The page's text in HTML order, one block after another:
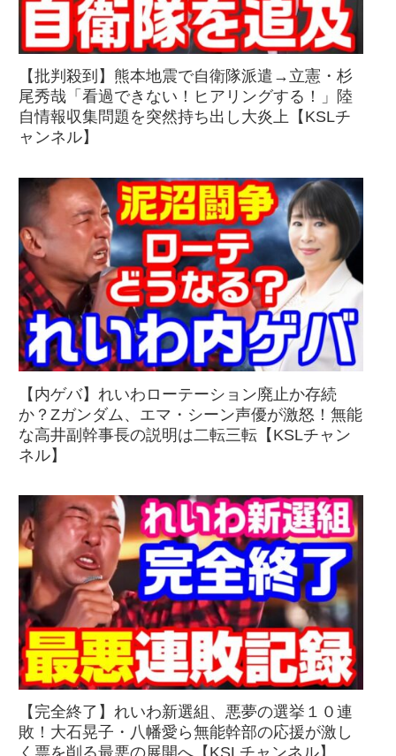
【批判殺到】熊本地震で自衛隊派遣→立憲・杉
尾秀哉「看過できない！ヒアリングする！」陸
自情報収集問題を突然持ち出し大炎上【KSLチ
ャンネル】
【内ゲバ】れいわローテーション廃止か存続
か？Zガンダム、エマ・シーン声優が激怒！無能
な高井副幹事長の説明は二転三転【KSLチャン
ネル】
【完全終了】れいわ新選組、悪夢の選挙１０連
敗！大石晃子・八幡愛ら無能幹部の応援が激し
く票を削る最悪の展開へ【KSLチャンネル】